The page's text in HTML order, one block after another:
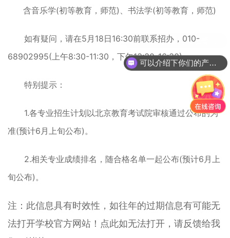
含音乐学(初等教育，师范)、书法学(初等教育，师范)
如有疑问，请在5月18日16:30前联系招办，010-
68902995(上午8:30-11:30，下午13:30-16:30)，
特别提示：
1.各专业招生计划以北京教育考试院审核通过公布的为
准(预计6月上旬公布)。
2.相关专业成绩排名，随合格名单一起公布(预计6月上
旬公布)。
注：此信息具有时效性，如往年的过期信息有可能无
法打开学校官方网站！点此如无法打开，请反馈给我
可以介绍下你们的产品么？